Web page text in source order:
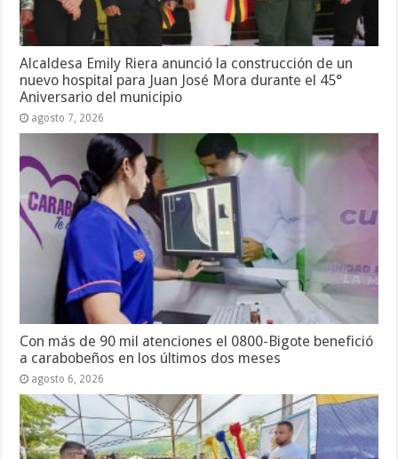
Alcaldesa Emily Riera anunció la construcción de un
nuevo hospital para Juan José Mora durante el 45°
Aniversario del municipio
agosto 7, 2026
Con más de 90 mil atenciones el 0800-Bigote benefició
a carabobeños en los últimos dos meses
agosto 6, 2026